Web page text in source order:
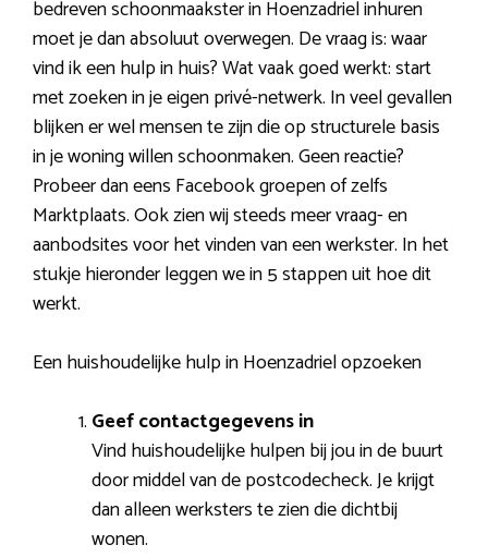
bedreven schoonmaakster in Hoenzadriel inhuren
moet je dan absoluut overwegen. De vraag is: waar
vind ik een hulp in huis? Wat vaak goed werkt: start
met zoeken in je eigen privé-netwerk. In veel gevallen
blijken er wel mensen te zijn die op structurele basis
in je woning willen schoonmaken. Geen reactie?
Probeer dan eens Facebook groepen of zelfs
Marktplaats. Ook zien wij steeds meer vraag- en
aanbodsites voor het vinden van een werkster. In het
stukje hieronder leggen we in 5 stappen uit hoe dit
werkt.
Een huishoudelijke hulp in Hoenzadriel opzoeken
Geef contactgegevens in
Vind huishoudelijke hulpen bij jou in de buurt
door middel van de postcodecheck. Je krijgt
dan alleen werksters te zien die dichtbij
wonen.